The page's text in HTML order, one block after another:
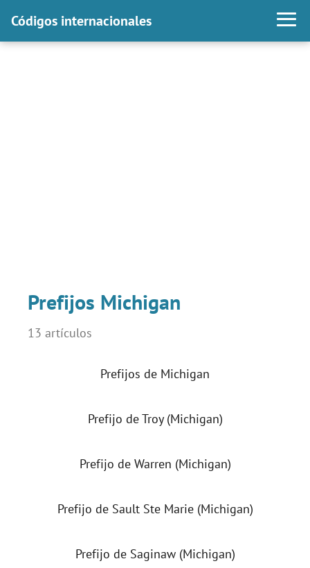
Códigos internacionales
Prefijos Michigan
13 artículos
Prefijos de Michigan
Prefijo de Troy (Michigan)
Prefijo de Warren (Michigan)
Prefijo de Sault Ste Marie (Michigan)
Prefijo de Saginaw (Michigan)